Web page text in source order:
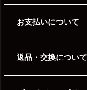
お支払いについて
返品・交換について